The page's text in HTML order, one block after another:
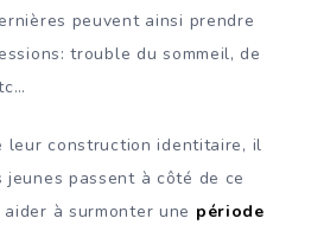
peuvent ainsi prendre
trouble du sommeil, de
leur construction identitaire, il
passent à côté de ce
à surmonter une période